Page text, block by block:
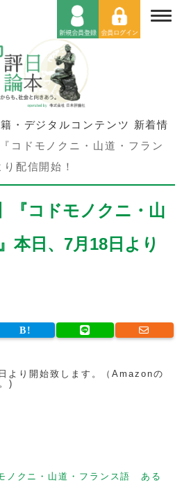
・デジタルコンテンツ 新着情
コドモノクニ・山道・フラン
配信開始！
『コドモノクニ・山
本日、7月18日より
より開始致します。（Amazonの
)
ノクニ・山道・フランス語 ある